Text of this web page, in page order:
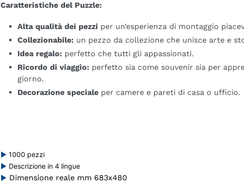
Caratteristiche del Puzzle:
Alta qualità dei pezzi per un’esperienza di montaggio
Collezionabile: un pezzo da collezione che unisce arte e
Idea regalo: perfetto che tutti gli appassionati.
Ricordo di viaggio: perfetto sia come souvenir sia per
giorno.
Decorazione speciale per camere e pareti di casa o ufficio.
► 1000 pezzi
► Descrizione in 4 lingue
► Dimensione reale mm 683x480